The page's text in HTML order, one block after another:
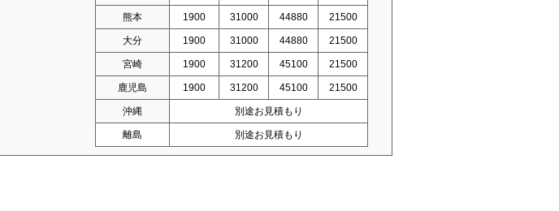
熊本 1900 31000 44880 21500
大分 1900 31000 44880 21500
宮崎 1900 31200 45100 21500
鹿児島 1900 31200 45100 21500
沖縄 別途お見積もり
離島 別途お見積もり